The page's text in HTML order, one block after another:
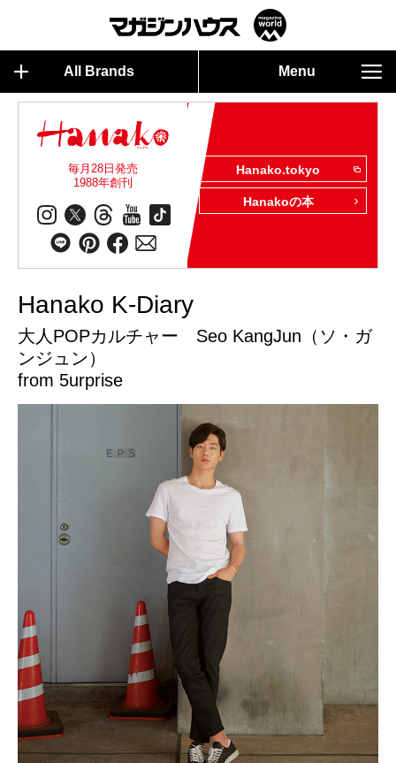
All Brands Menu
毎月28日発売
1988年創刊
Hanako.tokyo
Hanakoの本
Hanako K-Diary
大人POPカルチャー Seo KangJun（ソ・ガ
ンジュン）
from 5urprise